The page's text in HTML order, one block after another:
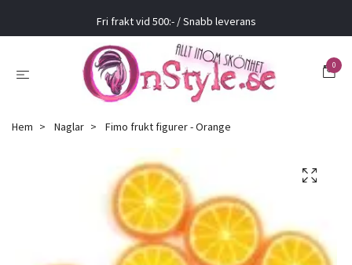
Fri frakt vid 500:- / Snabb leverans
0
Hem Naglar Fimo frukt figurer - Orange